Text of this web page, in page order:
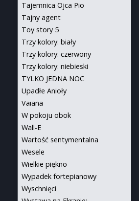
Tajemnica Ojca Pio
Tajny agent
Toy story 5
Trzy kolory: biały
Trzy kolory: czerwony
Trzy kolory: niebieski
TYLKO JEDNA NOC
Upadłe Anioły
Vaiana
W pokoju obok
Wall-E
Wartość sentymentalna
Wesele
Wielkie piękno
Wypadek fortepianowy
Wyschnięci